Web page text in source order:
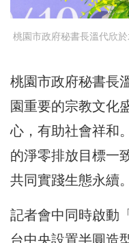
桃園市政府秘書長溫代欣
桃園市政府秘書長
園重要的宗教文化
心，有助社會祥和
的淨零排放目標一
共同實踐生態永續。
記者會中同時啟動
台中央設置半圓造